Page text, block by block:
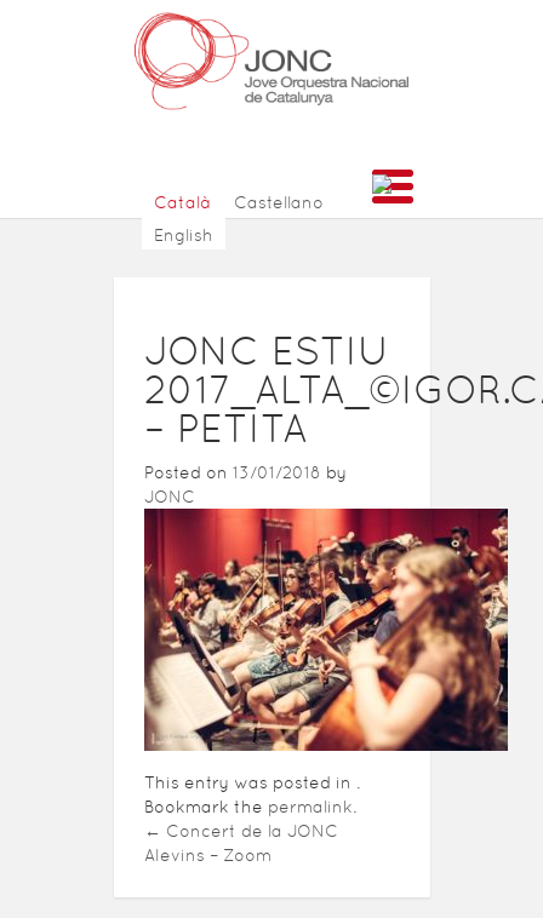
Català
Castellano
English
JONC ESTIU
– PETITA
Posted on 13/01/2018 by
JONC
This entry was posted in .
Bookmark the permalink
← Concert de la JONC
Alevins – Zoom